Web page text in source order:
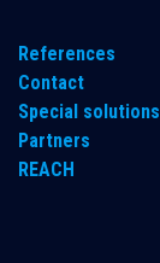
References
Contact
Special solutions
Partners
REACH